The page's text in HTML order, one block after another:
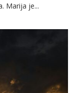
Magdalena
Marija je...